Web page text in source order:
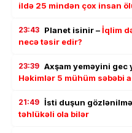
ildə 25 mindən çox insan
23:43 Planet isinir –İqlim
necə təsir edir?
23:39 Axşam yeməyini gec
Həkimlər 5 mühüm səbəbi
21:49 İsti duşun
təhlükəli ola bilər